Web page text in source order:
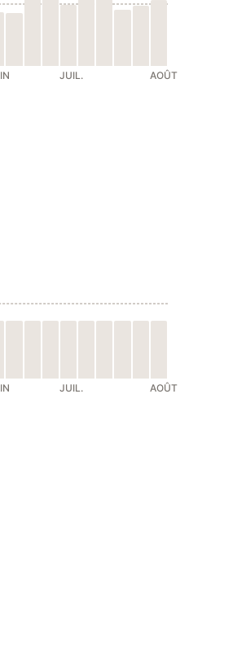
JUIL. AOÛT
JUIL. AOÛT